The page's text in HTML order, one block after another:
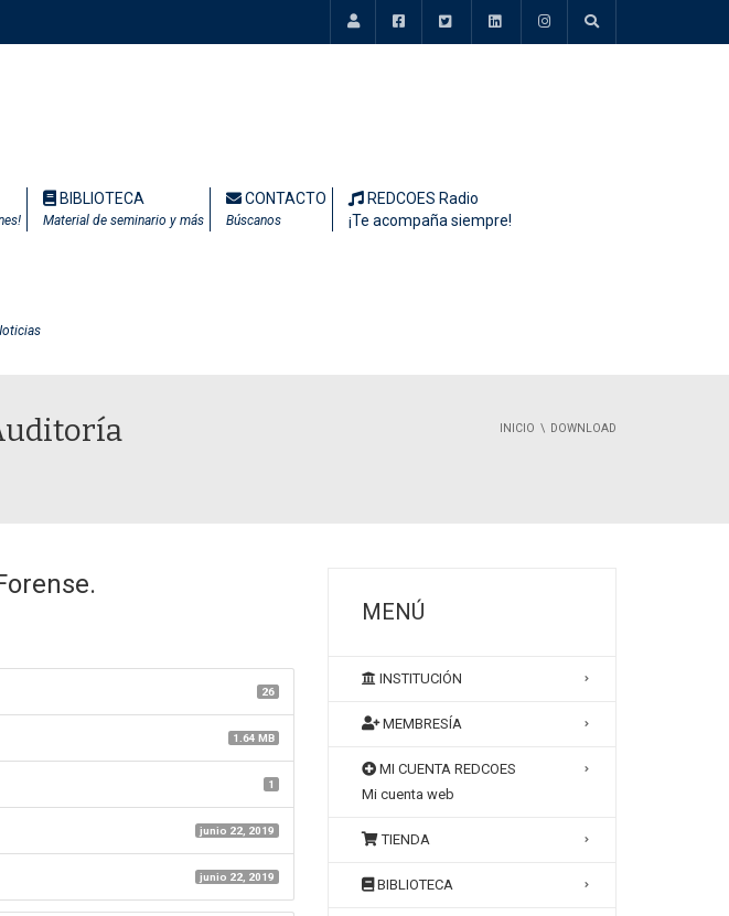
BIBLIOTECA
Material de seminario y más
CONTACTO
Búscanos
REDCOES Radio
¡Te acompaña siempre!
INICIO DOWNLOAD
26
1.64 MB
1
junio 22, 2019
junio 22, 2019
MENÚ
INSTITUCIÓN
MEMBRESÍA
MI CUENTA REDCOES
Mi cuenta web
TIENDA
BIBLIOTECA